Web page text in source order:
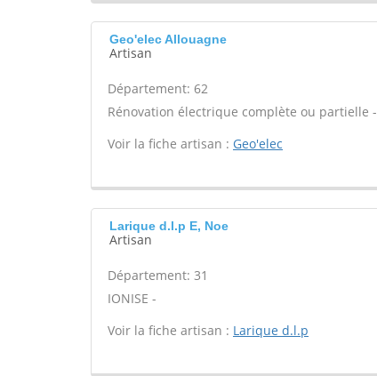
Geo'elec Allouagne
Artisan
Département: 62
Rénovation électrique complète ou partielle -
Voir la fiche artisan : Geo'elec
Larique d.l.p E, Noe
Artisan
Département: 31
IONISE -
Voir la fiche artisan : Larique d.l.p